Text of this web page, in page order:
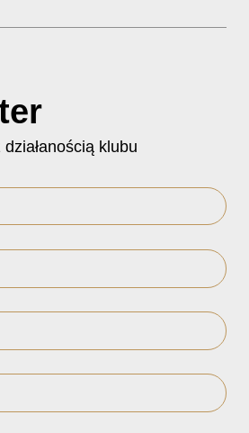
klubu